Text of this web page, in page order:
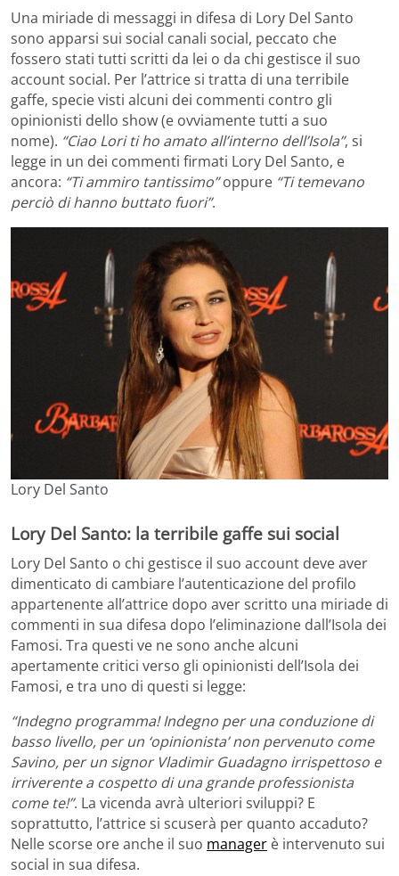
Una miriade di messaggi in difesa di Lory Del Santo
sono apparsi sui social canali social, peccato che
fossero stati tutti scritti da lei o da chi gestisce il suo
account social. Per l’attrice si tratta di una terribile
gaffe, specie visti alcuni dei commenti contro gli
opinionisti dello show (e ovviamente tutti a suo
nome). “Ciao Lori ti ho amato all’interno dell’Isola”, si
legge in un dei commenti firmati Lory Del Santo, e
ancora: “Ti ammiro tantissimo”oppure “Ti temevano
perciò di hanno buttato fuori”.
Lory Del Santo
Lory Del Santo: la terribile gaffe sui social
Lory Del Santo o chi gestisce il suo account deve aver
dimenticato di cambiare l’autenticazione del profilo
appartenente all’attrice dopo aver scritto una miriade di
commenti in sua difesa dopo l’eliminazione dall’Isola dei
Famosi. Tra questi ve ne sono anche alcuni
apertamente critici verso gli opinionisti dell’Isola dei
Famosi, e tra uno di questi si legge:
“Indegno programma! Indegno per una conduzione di
basso livello, per un ‘opinionista’ non pervenuto come
Savino, per un signor Vladimir Guadagno irrispettoso e
irriverente a cospetto di una grande professionista
come te!”. La vicenda avrà ulteriori sviluppi? E
soprattutto, l’attrice si scuserà per quanto accaduto?
Nelle scorse ore anche il suo manager è intervenuto sui
social in sua difesa.